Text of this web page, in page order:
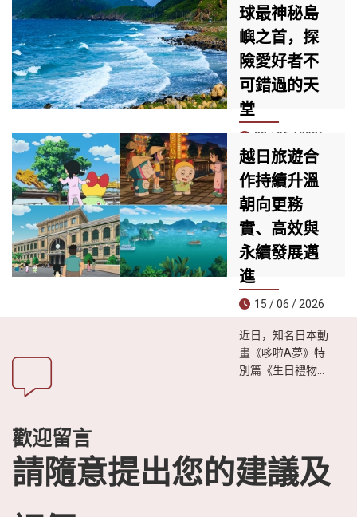
飛新加坡與富國島
兩大亞洲熱門旅遊
目的地的航空公
司。
峴港清溪，正迅速
成為當地居民與觀
光客必訪的新地
標。擁有近30,000
平方公尺的規模，
匯集約60家品牌專
櫃與多個國際知名
品牌，是目前峴港
最具規模與現代感
的購物中心之一。
球最神秘島
嶼之首，探
險愛好者不
可錯過的天
堂
23 / 06 / 2026
崑崙島近日被知名
旅遊雜誌《Travel
& Leisure》評為**
全球30大最神秘海
島榜單第一名**，
成為今夏尋求冒險
體驗、遠離喧囂生
活遊客的理想目的
地。
越日旅遊合
作持續升溫
朝向更務
實、高效與
永續發展邁
進
15 / 06 / 2026
近日，知名日本動
畫《哆啦A夢》特
別篇《生日禮物是
情節，展現越南迷
人的自然風光、豐
歡迎留言
請隨意提出您的建議及